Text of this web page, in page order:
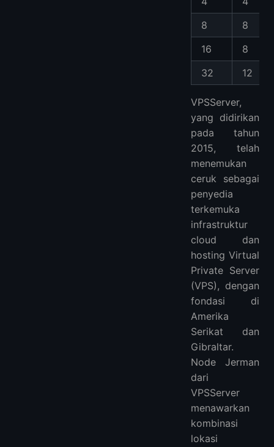
8
8
16
8
32
12
VPSServer,
yang didirikan
pada tahun
2015, telah
menemukan
ceruk sebagai
penyedia
terkemuka
infrastruktur
cloud dan
hosting Virtual
Private Server
(VPS), dengan
fondasi di
Amerika
Serikat dan
Gibraltar.
Node Jerman
dari
VPSServer
menawarkan
kombinasi
lokasi